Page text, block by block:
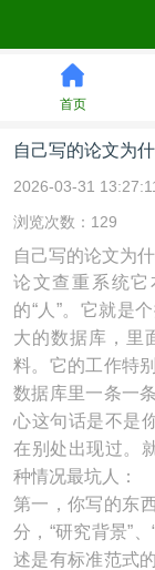
首页
自己写的论文为
2026-03-31
浏览次数：129
自己写的论文为
论文查重系统
的“人”。它就是
大的数据库，里
料。它的工作特
数据库里一条一
心这句话是不是
在别处出现过。
种情况最坑人：
第一，你写的东
分，“研究背景”
述是有标准范式